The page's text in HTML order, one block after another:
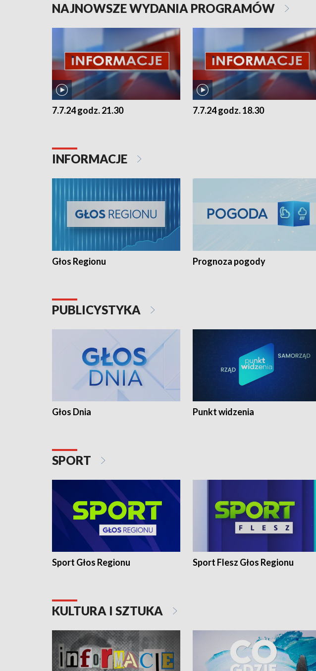
NAJNOWSZE WYDANIA PROGRAMÓW
7.7.24 godz. 21.30 7.7.24 godz. 18.30
INFORMACJE
Głos Regionu Prognoza pogody
PUBLICYSTYKA
Głos Dnia Punkt widzenia
SPORT
Sport Głos Regionu Sport Flesz Głos Regionu
KULTURA I SZTUKA